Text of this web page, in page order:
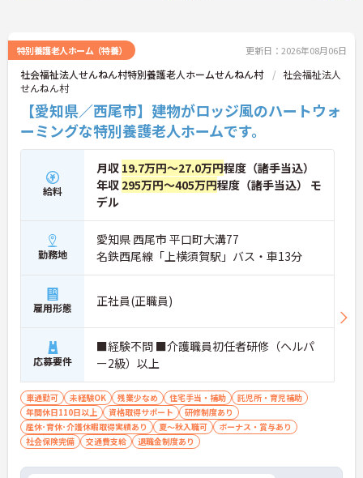
特別養護老人ホーム（特養） 更新日：2026年08月06日
社会福祉法人せんねん村特別養護老人ホームせんねん村
社会福祉法人
せんねん村
【愛知県／西尾市】建物がロッジ風のハートウォ
ーミングな特別養護老人ホームです。
給料
月収 19.7万円～27.0万円程度（諸手当込）
年収 295万円～405万円程度（諸手当込） モ
デル
勤務地
愛知県 西尾市 平口町大溝77
名鉄西尾線「上横須賀駅」バス・車13分
雇用形態 正社員(正職員)
応募要件
■経験不問 ■介護職員初任者研修（ヘルパ
ー2級）以上
車通勤可 未経験OK 残業少なめ 住宅手当・補助
託児所・育児補助
年間休日110日以上
資格取得サポート
研修制度あり
産休･育休･介護休暇取得実績あり
夏～秋入職可
ボーナス・賞与あり
社会保険完備
交通費支給 退職金制度あり